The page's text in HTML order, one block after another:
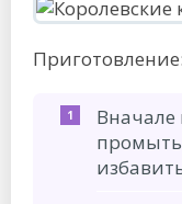
Приготовление:
Вначале